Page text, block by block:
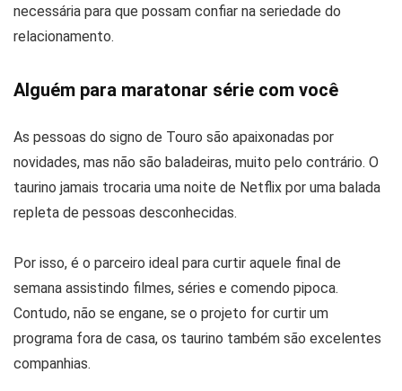
necessária para que possam confiar na seriedade do
relacionamento.
Alguém para maratonar série com você
As pessoas do signo de Touro são apaixonadas por
novidades, mas não são baladeiras, muito pelo contrário. O
taurino jamais trocaria uma noite de Netflix por uma balada
repleta de pessoas desconhecidas.
Por isso, é o parceiro ideal para curtir aquele final de
semana assistindo filmes, séries e comendo pipoca.
Contudo, não se engane, se o projeto for curtir um
programa fora de casa, os taurino também são excelentes
companhias.